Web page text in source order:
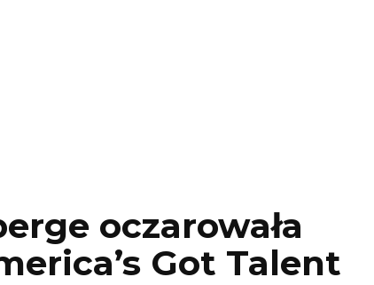
oczarowała
Got Talent